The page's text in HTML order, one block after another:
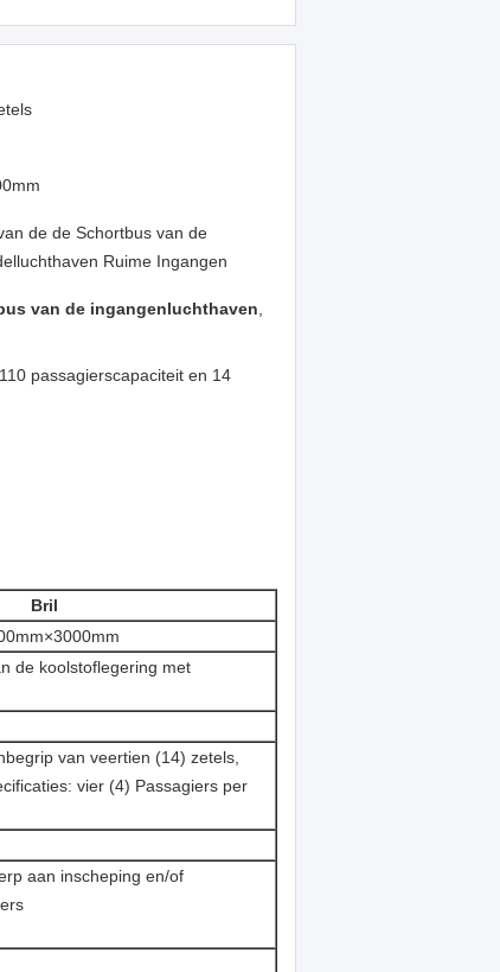
de de Schortbus van de
Ruime Ingangen
van de ingangenluchthaven
passagierscapaciteit en 14
Bril
de koolstoflegering met
van veertien (14) zetels,
vier (4) Passagiers per
aan inscheping en/of